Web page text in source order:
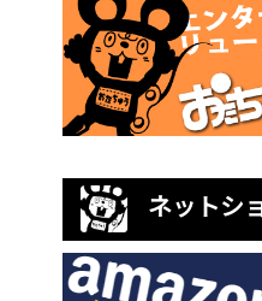
ネットシ